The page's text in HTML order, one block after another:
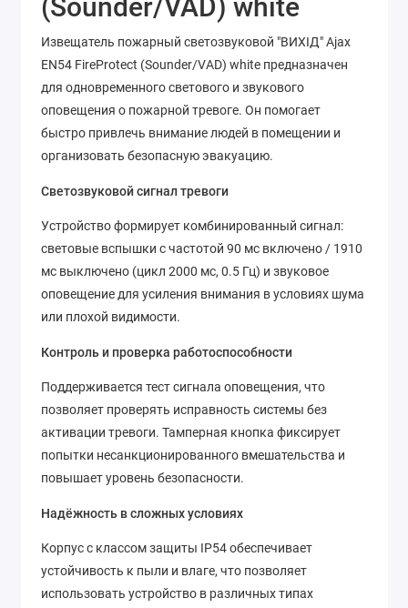
(Sounder/VAD) white
Извещатель пожарный светозвуковой "ВИХІД" Ajax
EN54 FireProtect (Sounder/VAD) white предназначен
для одновременного светового и звукового
оповещения о пожарной тревоге. Он помогает
быстро привлечь внимание людей в помещении и
организовать безопасную эвакуацию.
Светозвуковой сигнал тревоги
Устройство формирует комбинированный сигнал:
световые вспышки с частотой 90 мс включено / 1910
мс выключено (цикл 2000 мс, 0.5 Гц) и звуковое
оповещение для усиления внимания в условиях шума
или плохой видимости.
Контроль и проверка работоспособности
Поддерживается тест сигнала оповещения, что
позволяет проверять исправность системы без
активации тревоги. Тамперная кнопка фиксирует
попытки несанкционированного вмешательства и
повышает уровень безопасности.
Надёжность в сложных условиях
Корпус с классом защиты IP54 обеспечивает
устойчивость к пыли и влаге, что позволяет
использовать устройство в различных типах